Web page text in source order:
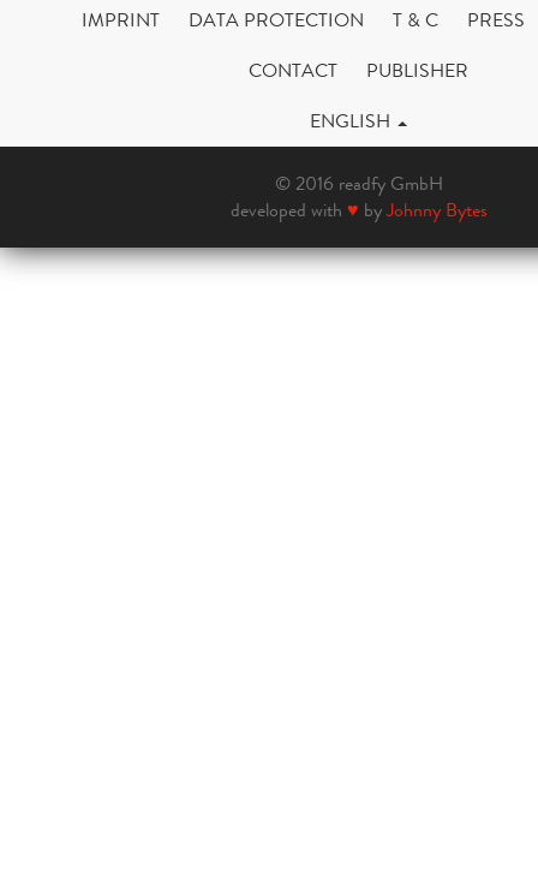
IMPRINT DATA PROTECTION T & C
PRESS
CONTACT
PUBLISHER
ENGLISH
© 2016 readfy GmbH
developed with ♥ byJohnny Bytes